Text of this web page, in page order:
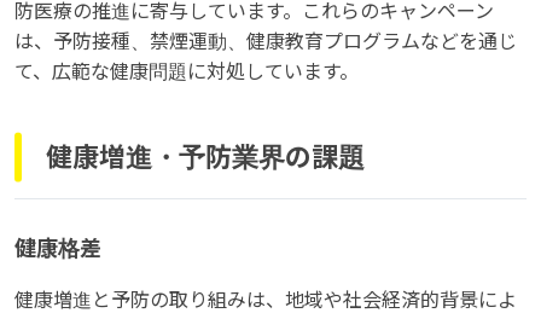
防医療の推進に寄与しています。これらのキャンペーン
は、予防接種、禁煙運動、健康教育プログラムなどを通じ
て、広範な健康問題に対処しています。
健康増進・予防業界の課題
健康格差
健康増進と予防の取り組みは、地域や社会経済的背景によ